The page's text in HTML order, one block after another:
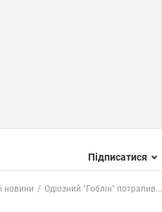
Підписатися
новини Одіозний "Гоблін" потрапив...